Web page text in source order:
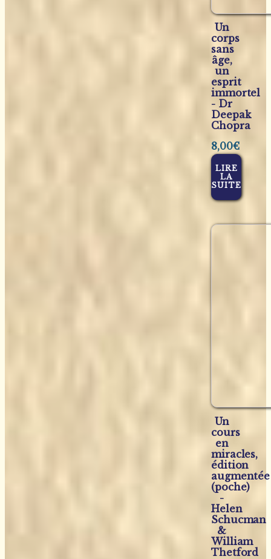
Un
corps
sans
âge,
un
esprit
immortel
- Dr
Deepak
Chopra
8,00€
LIRE
LA
SUITE
Un
cours
en
miracles,
édition
augmentée
(poche)
-
Helen
Schucman
&
William
Thetford